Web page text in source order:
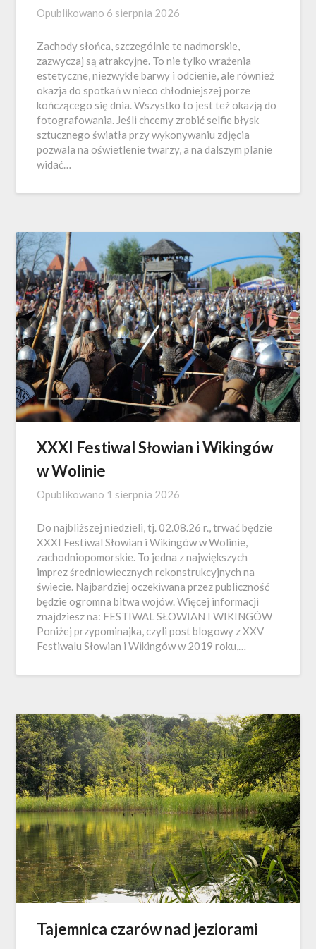
Opublikowano 6 sierpnia 2026
Zachody słońca, szczególnie te nadmorskie,
zazwyczaj są atrakcyjne. To nie tylko wrażenia
estetyczne, niezwykłe barwy i odcienie, ale również
okazja do spotkań w nieco chłodniejszej porze
kończącego się dnia. Wszystko to jest też okazją do
fotografowania. Jeśli chcemy zrobić selfie błysk
sztucznego światła przy wykonywaniu zdjęcia
pozwala na oświetlenie twarzy, a na dalszym planie
widać…
XXXI Festiwal Słowian i Wikingów
w Wolinie
Opublikowano 1 sierpnia 2026
Do najbliższej niedzieli, tj. 02.08.26 r., trwać będzie
XXXI Festiwal Słowian i Wikingów w Wolinie,
zachodniopomorskie. To jedna z największych
imprez średniowiecznych rekonstrukcyjnych na
świecie. Najbardziej oczekiwana przez publiczność
będzie ogromna bitwa wojów. Więcej informacji
znajdziesz na: FESTIWAL SŁOWIAN I WIKINGÓW
Poniżej przypominajka, czyli post blogowy z XXV
Festiwalu Słowian i Wikingów w 2019 roku,…
Tajemnica czarów nad jeziorami